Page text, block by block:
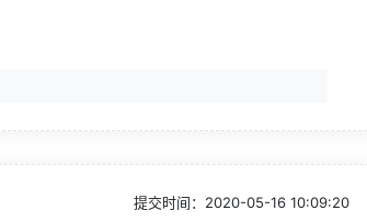
提交时间： 2020-05-16 10:09:20